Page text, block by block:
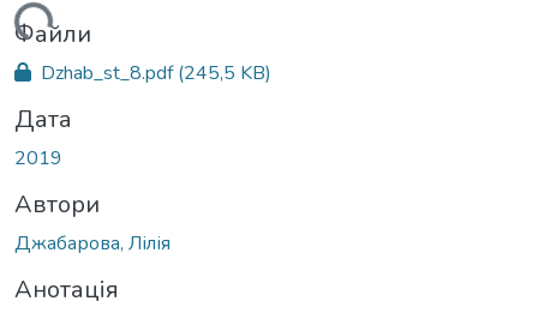
Файли
Dzhab_st_8.pdf(245,5 KB)
Дата
2019
Автори
Джабарова, Лілія
Анотація